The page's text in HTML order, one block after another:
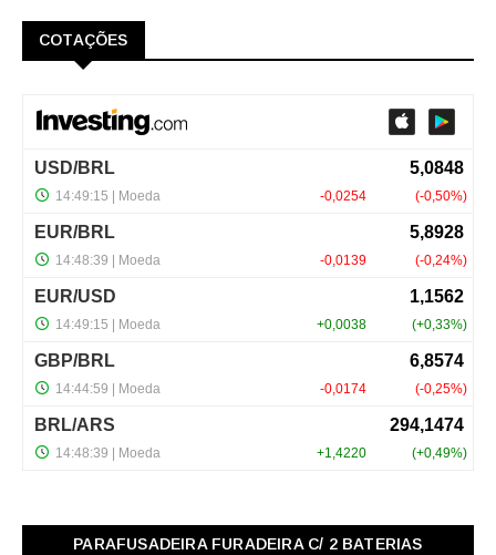
COTAÇÕES
PARAFUSADEIRA FURADEIRA C/ 2 BATERIAS